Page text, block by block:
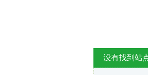
没有找到站